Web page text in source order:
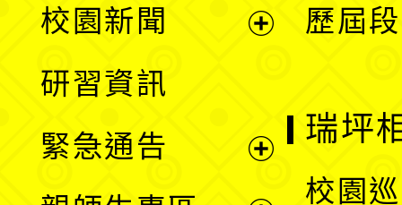
單
校園新聞
選
研習資訊
緊急通告
歷屆
瑞坪
校園